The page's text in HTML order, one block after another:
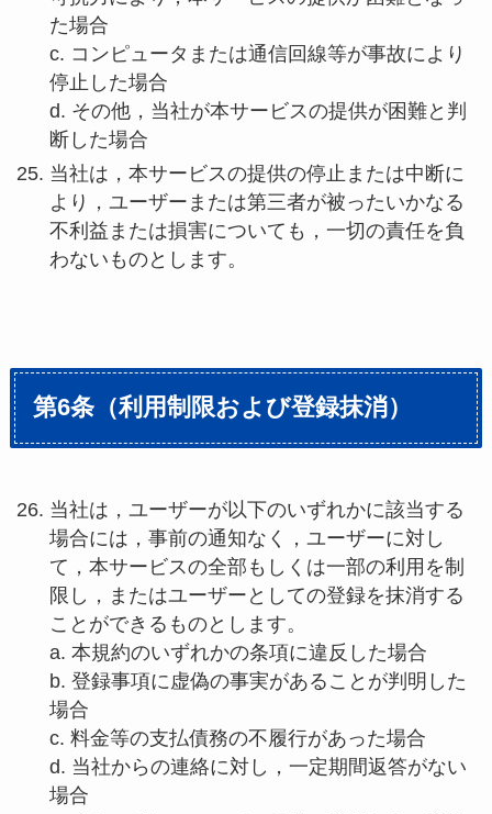
た場合
c. コンピュータまたは通信回線等が事故により
停止した場合
d. その他，当社が本サービスの提供が困難と判
断した場合
当社は，本サービスの提供の停止または中断に
より，ユーザーまたは第三者が被ったいかなる
不利益または損害についても，一切の責任を負
わないものとします。
第6条（利用制限および登録抹消）
当社は，ユーザーが以下のいずれかに該当する
場合には，事前の通知なく，ユーザーに対し
て，本サービスの全部もしくは一部の利用を制
限し，またはユーザーとしての登録を抹消する
ことができるものとします。
a. 本規約のいずれかの条項に違反した場合
b. 登録事項に虚偽の事実があることが判明した
場合
c. 料金等の支払債務の不履行があった場合
d. 当社からの連絡に対し，一定期間返答がない
場合